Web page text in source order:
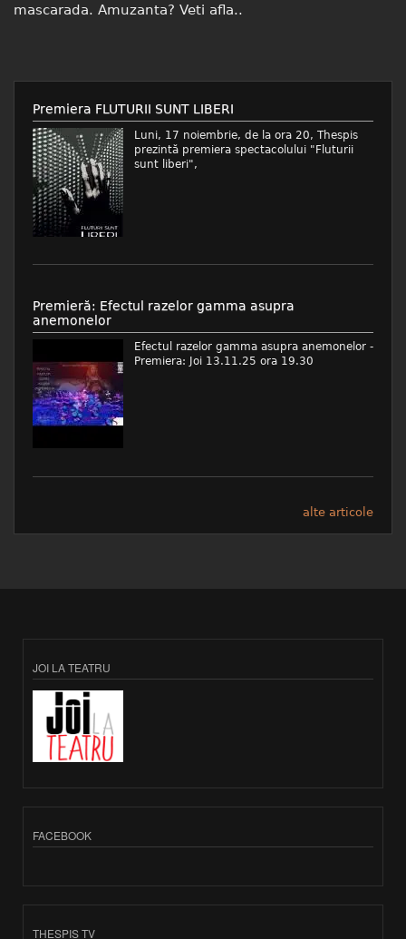
mascarada. Amuzanta? Veti afla..
Premiera FLUTURII SUNT LIBERI
Luni, 17 noiembrie, de la ora 20, Thespis
prezintă premiera spectacolului "Fluturii
sunt liberi",
Premieră: Efectul razelor gamma asupra
anemonelor
Efectul razelor gamma asupra anemonelor -
Premiera: Joi 13.11.25 ora 19.30
alte articole
JOI LA TEATRU
FACEBOOK
THESPIS TV